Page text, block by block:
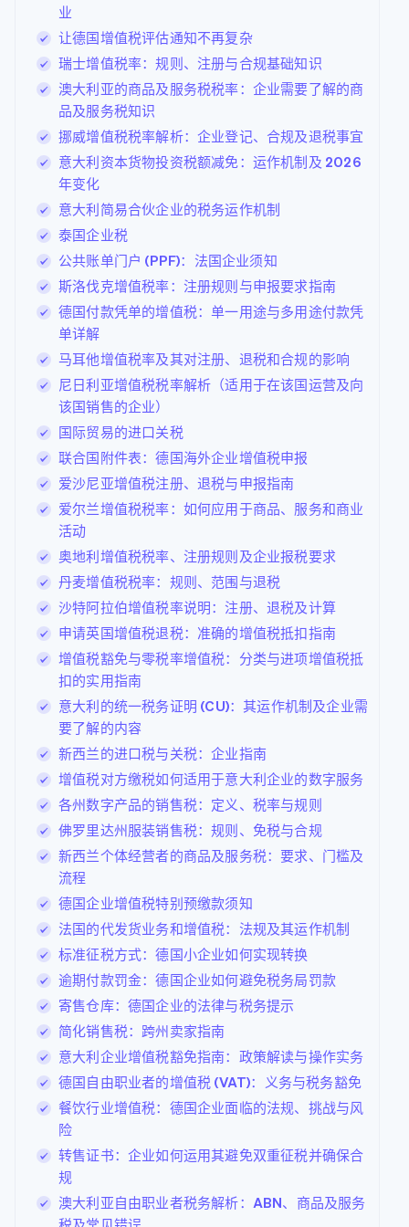
业
让德国增值税评估通知不再复杂
瑞士增值税率：规则、注册与合规基础知识
澳大利亚的商品及服务税税率：企业需要了解的商
品及服务税知识
挪威增值税税率解析：企业登记、合规及退税事宜
意大利资本货物投资税额减免：运作机制及 2026
年变化
意大利简易合伙企业的税务运作机制
泰国企业税
公共账单门户 (PPF)：法国企业须知
斯洛伐克增值税率：注册规则与申报要求指南
德国付款凭单的增值税：单一用途与多用途付款凭
单详解
马耳他增值税率及其对注册、退税和合规的影响
尼日利亚增值税税率解析（适用于在该国运营及向
该国销售的企业）
国际贸易的进口关税
联合国附件表：德国海外企业增值税申报
爱沙尼亚增值税注册、退税与申报指南
爱尔兰增值税税率：如何应用于商品、服务和商业
活动
奥地利增值税税率、注册规则及企业报税要求
丹麦增值税税率：规则、范围与退税
沙特阿拉伯增值税率说明：注册、退税及计算
申请英国增值税退税：准确的增值税抵扣指南
增值税豁免与零税率增值税：分类与进项增值税抵
扣的实用指南
意大利的统一税务证明 (CU)：其运作机制及企业需
要了解的内容
新西兰的进口税与关税：企业指南
增值税对方缴税如何适用于意大利企业的数字服务
各州数字产品的销售税：定义、税率与规则
佛罗里达州服装销售税：规则、免税与合规
新西兰个体经营者的商品及服务税：要求、门槛及
流程
德国企业增值税特别预缴款须知
法国的代发货业务和增值税：法规及其运作机制
标准征税方式：德国小企业如何实现转换
逾期付款罚金：德国企业如何避免税务局罚款
寄售仓库：德国企业的法律与税务提示
简化销售税：跨州卖家指南
意大利企业增值税豁免指南：政策解读与操作实务
德国自由职业者的增值税 (VAT)：义务与税务豁免
餐饮行业增值税：德国企业面临的法规、挑战与风
险
转售证书：企业如何运用其避免双重征税并确保合
规
澳大利亚自由职业者税务解析：ABN、商品及服务